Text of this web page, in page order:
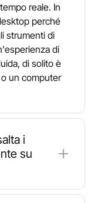
reale. In
perché
strumenti di
di
di solito è
un computer
i
su